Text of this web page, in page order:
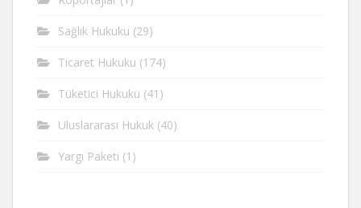
Sağlık Hukuku (29)
Ticaret Hukuku (174)
Tüketici Hukuku (41)
Uluslararası Hukuk (40)
Yargı Paketi (1)